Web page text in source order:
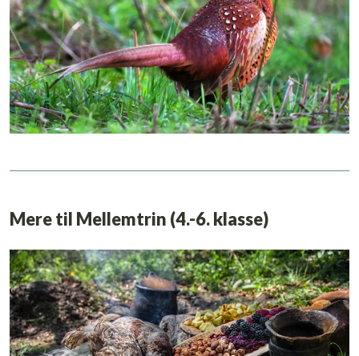
Mere til Mellemtrin (4.-6. klasse)